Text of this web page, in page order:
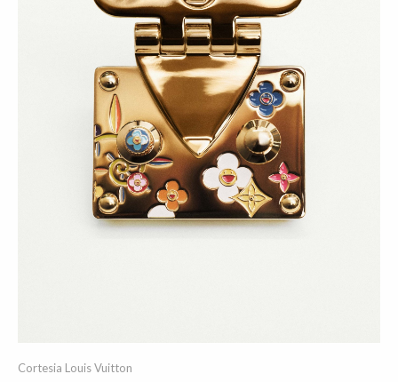
Cortesia Louis Vuitton